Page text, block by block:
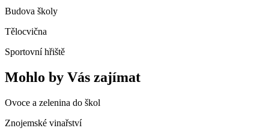
Budova školy
Tělocvična
Sportovní hřiště
Mohlo by Vás zajímat
Ovoce a zelenina do škol
Znojemské vinařství